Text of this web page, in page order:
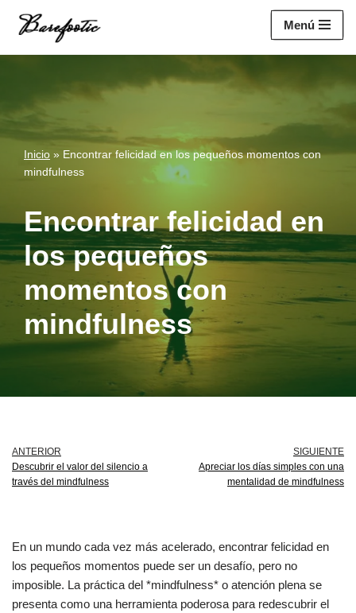
Menú
Inicio » Encontrar felicidad en los pequeños momentos con
mindfulness
Encontrar felicidad en
los pequeños
momentos con
mindfulness
ANTERIOR
Descubrir el valor del silencio a
través del mindfulness
SIGUIENTE
Apreciar los días simples con una
mentalidad de mindfulness
En un mundo cada vez más acelerado, encontrar felicidad en
los pequeños momentos puede ser un desafío, pero no
imposible. La práctica del *mindfulness* o atención plena se
presenta como una herramienta poderosa para redescubrir el